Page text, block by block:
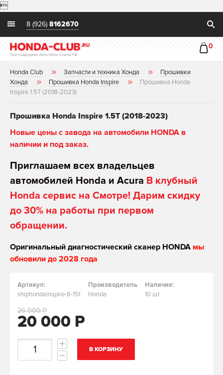

8 (926) 8162670
0
Honda Club Запчасти и техника Хонда
Прошивки
Хонда
Прошивка Honda Inspire
Прошивка Honda
Inspire 1.5T (2018-2023)
Прошивка Honda Inspire 1.5T (2018-2023)
Новые цены с завода на автомобили HONDA в
наличии и под заказ.
Приглашаем всех владельцев
автомобилей Honda и Acura В клубный
Honda сервис на Смотре! Дарим скидку
до 30% на работы при первом
обращении.
Оригинальный диагностический сканер HONDA мы
обновили до 2028 года
Артикул:
shiphondainspire-6-15t
Производитель
Honda
Наличие:
10 шт.
20 000 Р
26 000 Р
В КОРЗИНУ